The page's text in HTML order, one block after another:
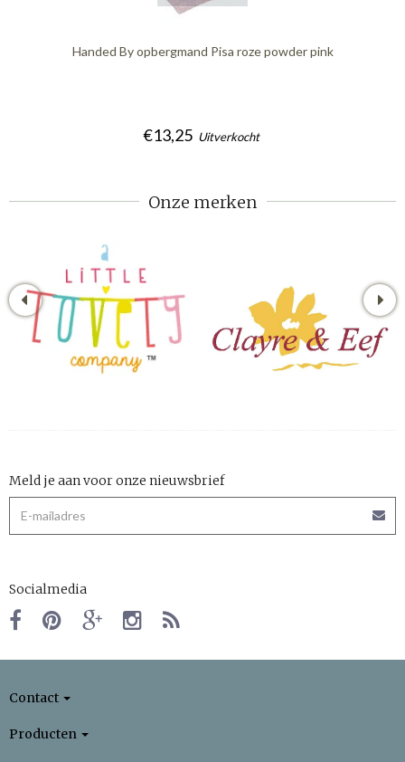
Handed By opbergmand Pisa roze powder pink
€13,25 Uitverkocht
Onze merken
Meld je aan voor onze nieuwsbrief
Socialmedia
Contact
Producten